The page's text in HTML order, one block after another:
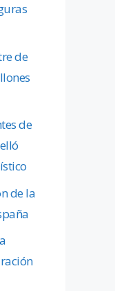
de
de
de la